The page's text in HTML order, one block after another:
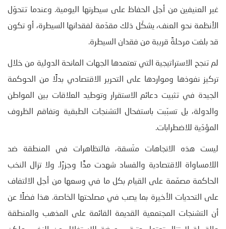
غير العنيفين من أجل الحفاظ على سيطرتها اليومية. وعندما تتحوّل
الأنظمة نحو العنف، يشكّل ذلك مقدّمة لفقدانها السيطرة، أو تكون
قد بلغت مرحلةً قريبة من فقدان السيطرة.
لم تنجح الاستراتيجية التي تعتمدها الجهات المانحة الدولية من خلال
تركيز نفوذها ومواردها على التحرير الاقتصادي بدلًا من الحوكمة
الجيدة في تثبيت دعائم الاستقرار وتوطيد العلاقات بين المواطن
والدولة، بل تسبّبت باستفحال التشنجات الطبقية وتفاقم الظروف
المؤدّية للاضطرابات.
ليست هذه الاتجاهات متّسقة، فالتظاهرات في المنطقة ضد
اللامساواة الاقتصادية والفساد شهدت مدًّا وجزرًا. ولا تزال النخب
الحاكمة مصمّمة على القيام بكل ما في وسعها من أجل الالتفاف
على التحديات الأخيرة بما يصب في مصلحتها الخاصة. هذا فضلًا عن
أن التشنجات المجتمعية القديمة القائمة على المذهب والمنطقة